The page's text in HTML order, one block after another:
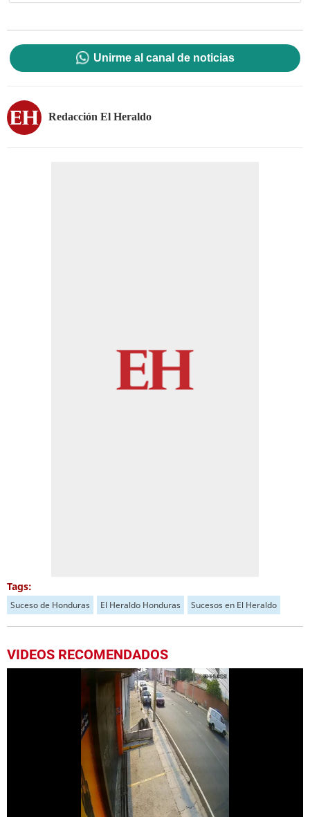
Unirme al canal de noticias
Redacción El Heraldo
Tags:
Suceso de Honduras El Heraldo Honduras Sucesos en El Heraldo
VIDEOS RECOMENDADOS